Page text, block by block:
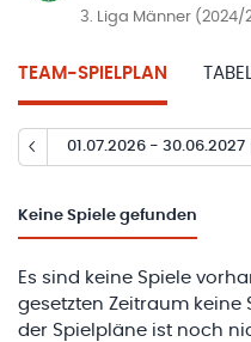
3. Liga Männer (2024/
TEAM-SPIELPLAN
01.07.2026 - 30.06.2027
Keine Spiele gefunden
Es sind keine Spiele
gesetzten Zeitraum keine
der Spielpläne ist noch